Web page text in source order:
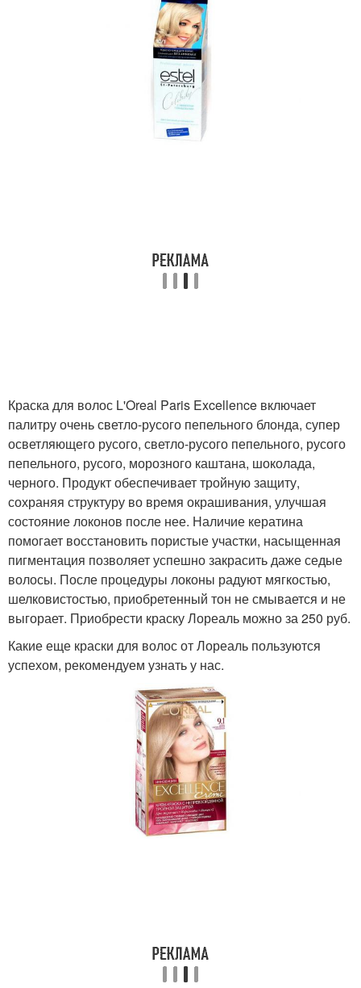
Краска для волос L'Oreal Paris Excellence включает
палитру очень светло-русого пепельного блонда, супер
осветляющего русого, светло-русого пепельного, русого
пепельного, русого, морозного каштана, шоколада,
черного. Продукт обеспечивает тройную защиту,
сохраняя структуру во время окрашивания, улучшая
состояние локонов после нее. Наличие кератина
помогает восстановить пористые участки, насыщенная
пигментация позволяет успешно закрасить даже седые
волосы. После процедуры локоны радуют мягкостью,
шелковистостью, приобретенный тон не смывается и не
выгорает. Приобрести краску Лореаль можно за 250 руб.
Какие еще краски для волос от Лореаль пользуются
успехом, рекомендуем узнать у нас.